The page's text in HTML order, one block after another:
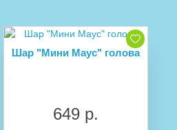
Шар "Мини Маус" голова
649 р.